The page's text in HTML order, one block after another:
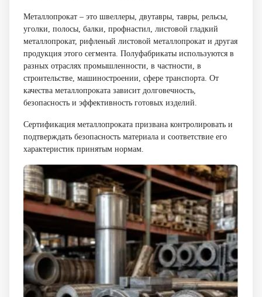
Металлопрокат – это швеллеры, двутавры, тавры, рельсы,
уголки, полосы, балки, профнастил, листовой гладкий
металлопрокат, рифленый листовой металлопрокат и другая
продукция этого сегмента. Полуфабрикаты используются в
разных отраслях промышленности, в частности, в
строительстве, машиностроении, сфере транспорта. От
качества металлопроката зависит долговечность,
безопасность и эффективность готовых изделий.
Сертификация металлопроката призвана контролировать и
подтверждать безопасность материала и соответствие его
характеристик принятым нормам.